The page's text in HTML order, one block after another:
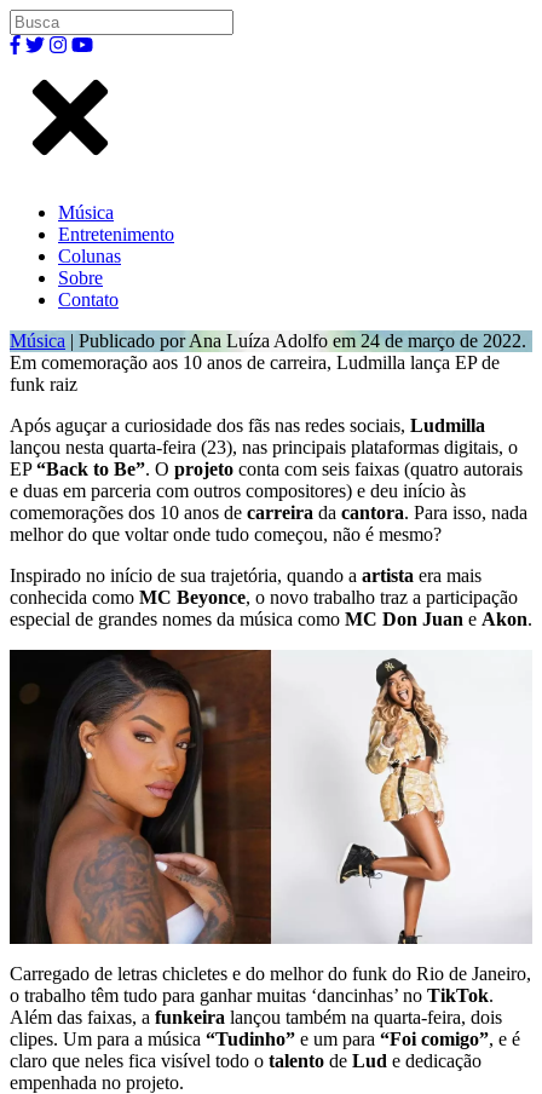
Música
Entretenimento
Colunas
Sobre
Contato
Música | Publicado por Ana Luíza Adolfo em 24 de março de 2022.
Em comemoração aos 10 anos de carreira, Ludmilla lança EP de
funk raiz
Após aguçar a curiosidade dos fãs nas redes sociais, Ludmilla
lançou nesta quarta-feira (23), nas principais plataformas digitais, o
EP“Back to Be”. O projeto conta com seis faixas (quatro autorais
e duas em parceria com outros compositores) e deu início às
comemorações dos 10 anos de carreira da cantora. Para isso, nada
melhor do que voltar onde tudo começou, não é mesmo?
Inspirado no início de sua trajetória, quando a artista era mais
conhecida como MC Beyonce, o novo trabalho traz a participação
especial de grandes nomes da música como MC Don Juan e Akon.
Carregado de letras chicletes e do melhor do funk do Rio de Janeiro,
o trabalho têm tudo para ganhar muitas ‘dancinhas’ no TikTok.
Além das faixas, a funkeira lançou também na quarta-feira, dois
clipes. Um para a música “Tudinho” e um para “Foi comigo”, e é
claro que neles fica visível todo o talento de Lud e dedicação
empenhada no projeto.